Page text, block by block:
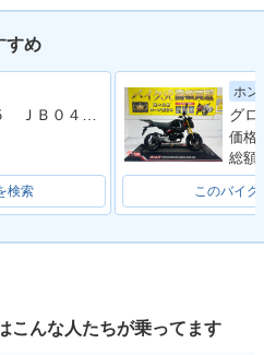
すめ
検索
ホン
価格:
総額:
このバイク
こんな人たちが乗ってます